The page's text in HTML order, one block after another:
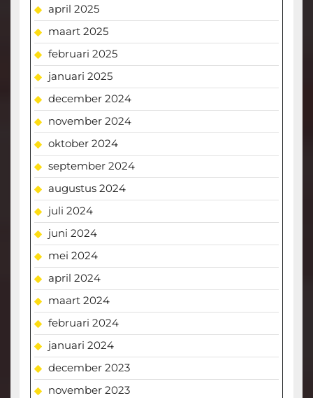
april 2025
maart 2025
februari 2025
januari 2025
december 2024
november 2024
oktober 2024
september 2024
augustus 2024
juli 2024
juni 2024
mei 2024
april 2024
maart 2024
februari 2024
januari 2024
december 2023
november 2023